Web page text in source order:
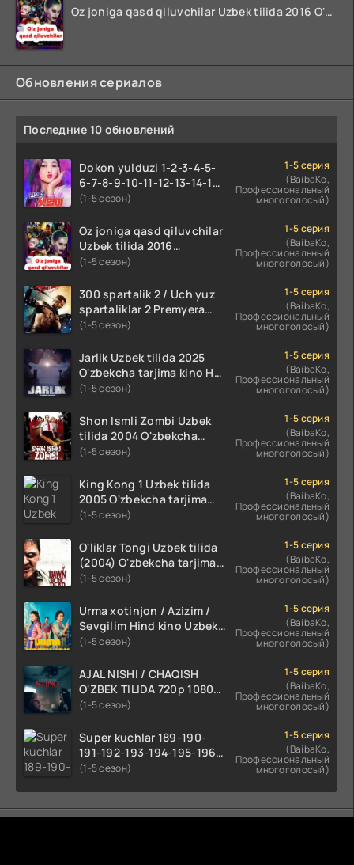
Oz joniga qasd qiluvchilar Uzbek tilida 2016 O'zbekcha tarjima kino 720p HD skachat
Обновления сериалов
Последние 10 обновлений
Dokon yulduzi 1-2-3-4-5-
6-7-8-9-10-11-12-13-14-15-
16-17 Qism Uzbek tilida
qismlari o'zbek tilida
(1-5 сезон)
1-5 серия
(BaibaKo,
Профессиональный
многоголосый)
Oz joniga qasd qiluvchilar
Uzbek tilida 2016
O'zbekcha tarjima kino
(1-5 сезон)
1-5 серия
(BaibaKo,
Профессиональный
многоголосый)
300 spartalik 2 / Uch yuz
spartaliklar 2 Premyera
Uzbek tilida 2013
skachat
(1-5 сезон)
1-5 серия
(BaibaKo,
Профессиональный
многоголосый)
Jarlik Uzbek tilida 2025
O'zbekcha tarjima kino HD
skachat
(1-5 сезон)
1-5 серия
(BaibaKo,
Профессиональный
многоголосый)
Shon Ismli Zombi Uzbek
tilida 2004 O'zbekcha
tarjima kino HD skachat
(1-5 сезон)
1-5 серия
(BaibaKo,
Профессиональный
многоголосый)
King Kong 1 Uzbek tilida
2005 O'zbekcha tarjima
kino HD skachat
(1-5 сезон)
1-5 серия
(BaibaKo,
Профессиональный
многоголосый)
O'liklar Tongi Uzbek tilida
(2004) O'zbekcha tarjima
kino HD skachat
(1-5 сезон)
1-5 серия
(BaibaKo,
Профессиональный
многоголосый)
Urma xotinjon / Azizim /
Sevgilim Hind kino Uzbek
tilida 2022 O'zbekcha
(1-5 сезон)
1-5 серия
(BaibaKo,
Профессиональный
многоголосый)
AJAL NISHI / CHAQISH
O'ZBEK TILIDA 720p 1080p
Full HD (2024) Tarjima
(1-5 сезон)
1-5 серия
(BaibaKo,
Профессиональный
многоголосый)
Super kuchlar 189-190-
191-192-193-194-195-196-
197-198-199-200 Qism
tarjima seryal
(1-5 сезон)
1-5 серия
(BaibaKo,
Профессиональный
многоголосый)